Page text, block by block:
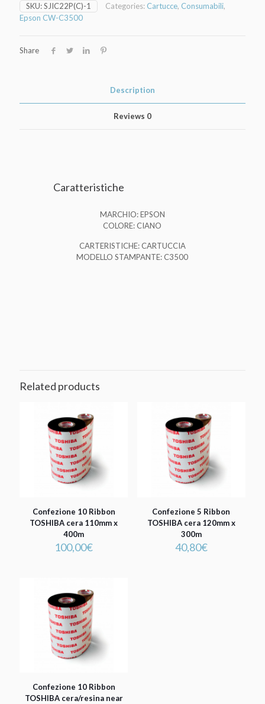
ColorWorks
CW-
SKU:SJIC22P(C)-1 Categories: Cartucce, Consumabili,
Epson CW-C3500
Share
Description
Reviews 0
Caratteristiche
MARCHIO: EPSON
COLORE: CIANO
CARTERISTICHE: CARTUCCIA
MODELLO STAMPANTE: C3500
Related products
Confezione 10 Ribbon
TOSHIBA cera 110mm x
400m
100,00€
Confezione 5 Ribbon
TOSHIBA cera 120mm x
300m
40,80€
Confezione 10 Ribbon
TOSHIBA cera/resina near